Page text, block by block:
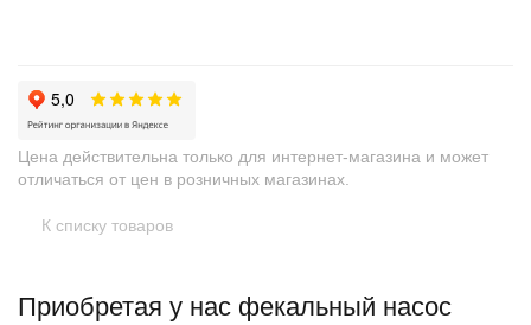
Цена действительна только для интернет-магазина и может
отличаться от цен в розничных магазинах.
К списку товаров
Приобретая у нас фекальный насос